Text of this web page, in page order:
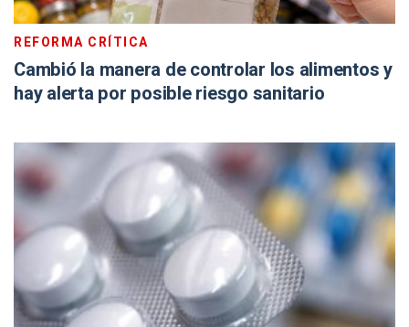
REFORMA CRÍTICA
Cambió la manera de controlar los alimentos y
hay alerta por posible riesgo sanitario